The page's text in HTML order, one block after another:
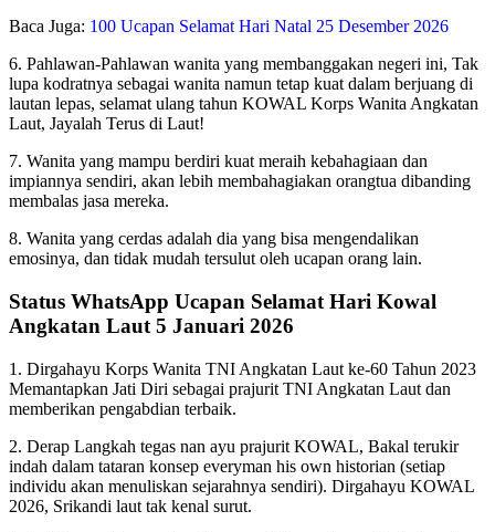
Baca Juga: 100 Ucapan Selamat Hari Natal 25 Desember 2026
6. Pahlawan-Pahlawan wanita yang membanggakan negeri ini, Tak
lupa kodratnya sebagai wanita namun tetap kuat dalam berjuang di
lautan lepas, selamat ulang tahun KOWAL Korps Wanita Angkatan
Laut, Jayalah Terus di Laut!
7. Wanita yang mampu berdiri kuat meraih kebahagiaan dan
impiannya sendiri, akan lebih membahagiakan orangtua dibanding
membalas jasa mereka.
8. Wanita yang cerdas adalah dia yang bisa mengendalikan
emosinya, dan tidak mudah tersulut oleh ucapan orang lain.
Status WhatsApp Ucapan Selamat Hari Kowal
Angkatan Laut 5 Januari 2026
1. Dirgahayu Korps Wanita TNI Angkatan Laut ke-60 Tahun 2023
Memantapkan Jati Diri sebagai prajurit TNI Angkatan Laut dan
memberikan pengabdian terbaik.
2. Derap Langkah tegas nan ayu prajurit KOWAL, Bakal terukir
indah dalam tataran konsep everyman his own historian (setiap
individu akan menuliskan sejarahnya sendiri). Dirgahayu KOWAL
2026, Srikandi laut tak kenal surut.